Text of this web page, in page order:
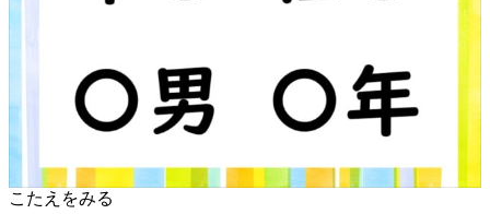
こたえをみる